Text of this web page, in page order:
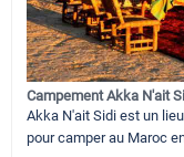
Campement Akka N'ait
Akka N'ait Sidi est un
pour camper au Maroc